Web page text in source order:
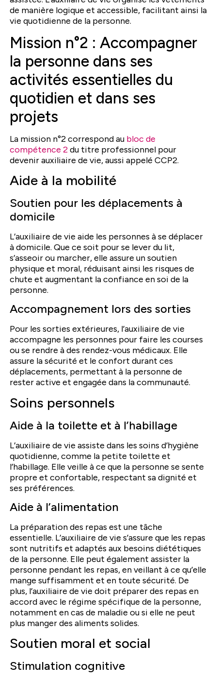
de manière logique et accessible, facilitant ainsi la
vie quotidienne de la personne.
Mission n°2 : Accompagner
la personne dans ses
activités essentielles du
quotidien et dans ses
projets
La mission n°2 correspond au bloc de
compétence 2du titre professionnel pour
devenir auxiliaire de vie, aussi appelé CCP2.
Aide à la mobilité
Soutien pour les déplacements à
domicile
L’auxiliaire de vie aide les personnes à se déplacer
à domicile. Que ce soit pour se lever du lit,
s’asseoir ou marcher, elle assure un soutien
physique et moral, réduisant ainsi les risques de
chute et augmentant la confiance en soi de la
personne.
Accompagnement lors des sorties
Pour les sorties extérieures, l’auxiliaire de vie
accompagne les personnes pour faire les courses
ou se rendre à des rendez-vous médicaux. Elle
assure la sécurité et le confort durant ces
déplacements, permettant à la personne de
rester active et engagée dans la communauté.
Soins personnels
Aide à la toilette et à l’habillage
L’auxiliaire de vie assiste dans les soins d’hygiène
quotidienne, comme la petite toilette et
l’habillage. Elle veille à ce que la personne se sente
propre et confortable, respectant sa dignité et
ses préférences.
Aide à l’alimentation
La préparation des repas est une tâche
essentielle. L’auxiliaire de vie s’assure que les repas
sont nutritifs et adaptés aux besoins diététiques
de la personne. Elle peut également assister la
personne pendant les repas, en veillant à ce qu’elle
mange suffisamment et en toute sécurité. De
plus, l’auxiliaire de vie doit préparer des repas en
accord avec le régime spécifique de la personne,
notamment en cas de maladie ou si elle ne peut
plus manger des aliments solides.
Soutien moral et social
Stimulation cognitive